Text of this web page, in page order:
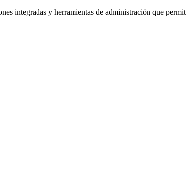
integradas y herramientas de administración que